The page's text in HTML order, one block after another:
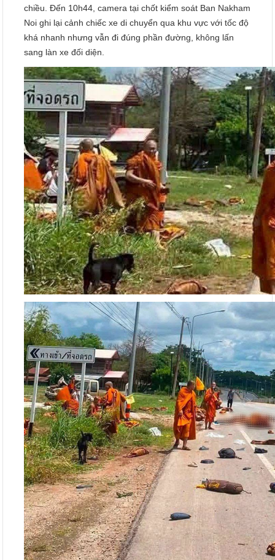
chiều. Đến 10h44, camera tại chốt kiểm soát Ban Nakham
Noi ghi lại cảnh chiếc xe di chuyển qua khu vực với tốc độ
khá nhanh nhưng vẫn đi đúng phần đường, không lấn
sang làn xe đối diện.